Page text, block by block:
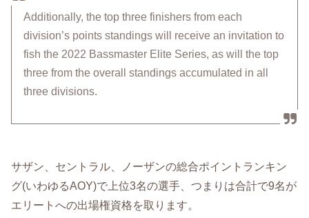
Additionally, the top three finishers from each
division’s points standings will receive an invitation to
fish the 2022 Bassmaster Elite Series, as will the top
three from the overall standings accumulated in all
three divisions.
サザン、セントラル、ノーザンの総合ポイントランキン
グ(いわゆるAOY)で上位3名の選手、つまりは合計で9名が
エリートへの出場権資格を取ります。